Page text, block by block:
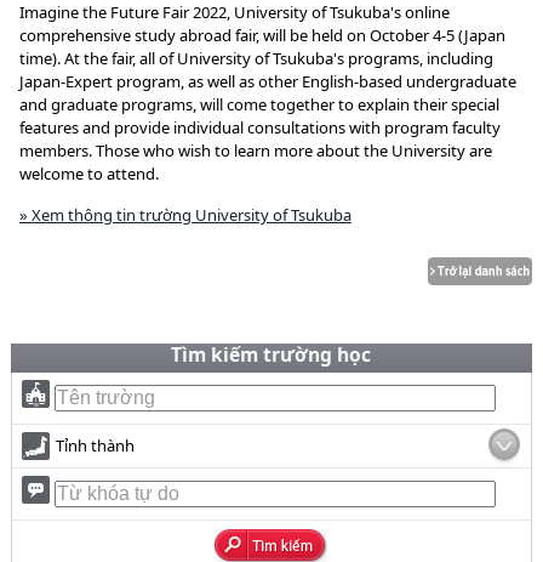
Imagine the Future Fair 2022, University of Tsukuba's online
comprehensive study abroad fair, will be held on October 4-5 (Japan
time). At the fair, all of University of Tsukuba's programs, including
Japan-Expert program, as well as other English-based undergraduate
and graduate programs, will come together to explain their special
features and provide individual consultations with program faculty
members. Those who wish to learn more about the University are
welcome to attend.
» Xem thông tin trường University of Tsukuba
Tìm kiếm trường học
Tỉnh thành